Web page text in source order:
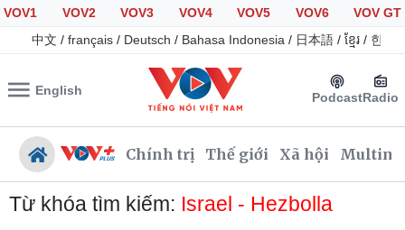
VOV1 VOV2 VOV3 VOV4 VOV5 VOV6
VOV GT
中文 / français / Deutsch / Bahasa Indonesia / 日本語 / ខ្មែរ / 한국
English PodcastRadio
Chính trị Thế giới Xã hội
Từ khóa tìm kiếm: Israel - Hezbolla